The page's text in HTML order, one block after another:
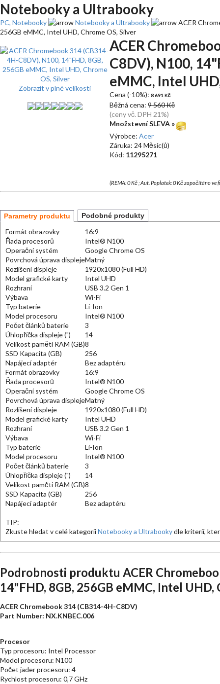
Notebooky a Ultrabooky
PC, Notebooky Notebooky a Ultrabooky
ACER
256GB eMMC, Intel UHD, Chrome OS, Silver
Zobrazit v plné velikosti
ACER
C8DV), N100,
eMMC, Intel
Cena (-10%): 8 691 Kč
Běžná cena: 9 560 Kč
(ceny vč. DPH 21%)
Množstevní SLEVA »
Výrobce: Acer
Záruka: 24 Měsíc(ů)
Kód: 11295271
(REMA: 0 Kč ; Aut. Poplatek: 0 Kč započítáno
Parametry produktu Podobné produkty
Formát obrazovky
16:9
Řada procesorů
Intel® N100
Operační systém
Google Chrome OS
Povrchová úprava displejeMatný
Rozlišení displeje
1920x1080 (Full HD)
Model grafické karty
Intel UHD
Rozhraní
USB 3.2 Gen 1
Výbava
Wi-Fi
Typ baterie
Li-Ion
Model procesoru
Intel® N100
Počet článků baterie
3
Úhlopříčka displeje (")
14
Velikost paměti RAM (GB)8
SSD Kapacita (GB)
256
Napájecí adaptér
Bez adaptéru
Formát obrazovky
16:9
Řada procesorů
Intel® N100
Operační systém
Google Chrome OS
Povrchová úprava displejeMatný
Rozlišení displeje
1920x1080 (Full HD)
Model grafické karty
Intel UHD
Rozhraní
USB 3.2 Gen 1
Výbava
Wi-Fi
Typ baterie
Li-Ion
Model procesoru
Intel® N100
Počet článků baterie
3
Úhlopříčka displeje (")
14
Velikost paměti RAM (GB)8
SSD Kapacita (GB)
256
Napájecí adaptér
Bez adaptéru
TIP:
Zkuste hledat v celé kategoriiNotebooky a Ultrabookydle kriterií,
Podrobnosti produktu ACER
14"FHD, 8GB, 256GB eMMC, Intel UHD,
ACER Chromebook 314 (CB314-4H-C8DV)
Part Number: NX.KNBEC.006
Procesor
Typ procesoru: Intel Processor
Model procesoru: N100
Počet jader procesoru: 4
Rychlost procesoru: 0,7 GHz